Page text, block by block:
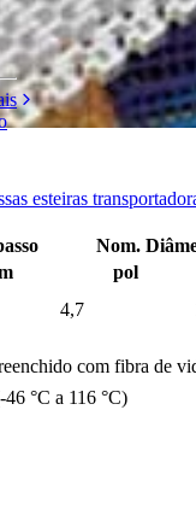
esteiras
preenchido
Nom.
pol
4,7
com fibra de
°C a 116 °C)